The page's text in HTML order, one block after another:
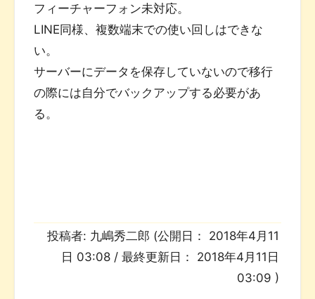
フィーチャーフォン未対応。
LINE同様、複数端末での使い回しはできな
い。
サーバーにデータを保存していないので移行
の際には自分でバックアップする必要があ
る。
投稿者: 九嶋秀二郎 (公開日： 2018年4月11
日 03:08 / 最終更新日： 2018年4月11日
03:09 )